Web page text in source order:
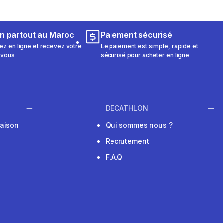
partout au Maroc
en ligne et recevez votre
Paiement sécurisé
Le paiement est simple, rapide et
sécurisé pour acheter en ligne
DECATHLON
Qui sommes nous ?
Recrutement
F.A.Q